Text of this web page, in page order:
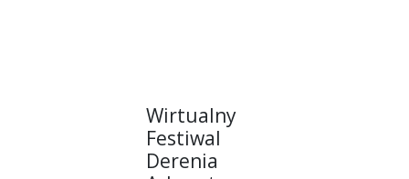
Wirtualny
Festiwal
Derenia